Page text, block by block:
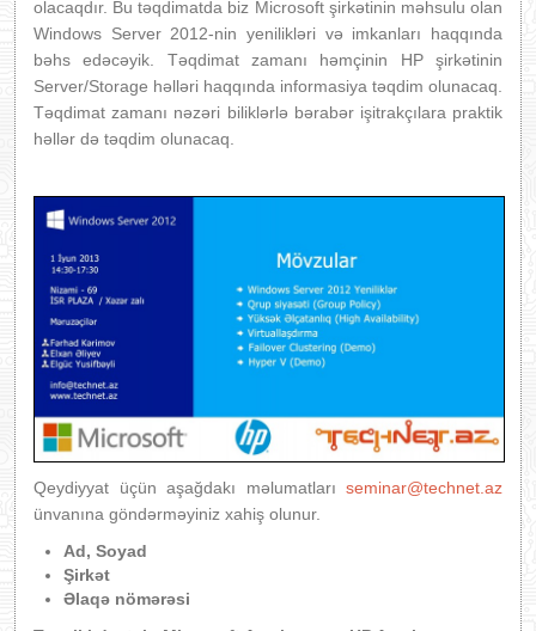
olacaqdır. Bu təqdimatda biz Microsoft şirkətinin məhsulu olan
Windows Server 2012-nin yenilikləri və imkanları haqqında
bəhs edəcəyik. Təqdimat zamanı həmçinin HP şirkətinin
Server/Storage həlləri haqqında informasiya təqdim olunacaq.
Təqdimat zamanı nəzəri biliklərlə bərabər işitrakçılara praktik
həllər də təqdim olunacaq.
Qeydiyyat üçün aşağdakı məlumatları seminar@technet.az
ünvanına göndərməyiniz xahiş olunur.
Ad, Soyad
Şirkət
Əlaqə nömərəsi